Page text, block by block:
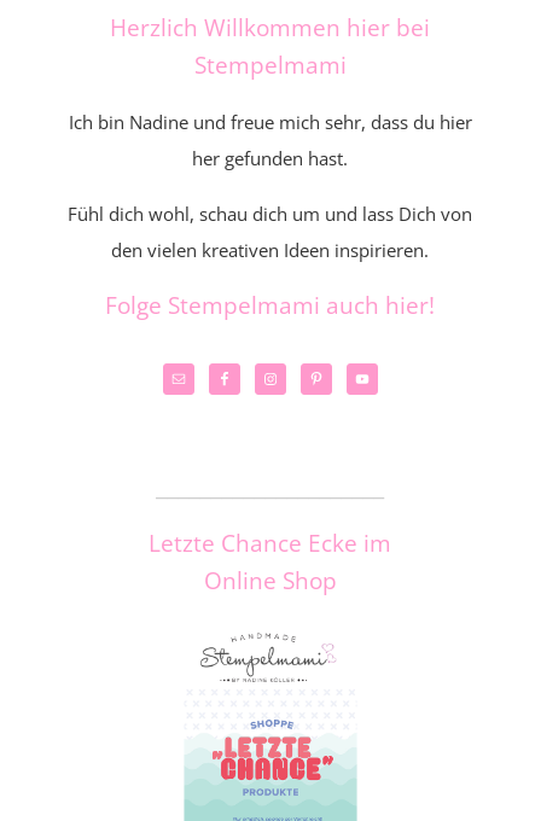
Herzlich Willkommen hier bei
Stempelmami
Ich bin Nadine und freue mich sehr, dass du hier
her gefunden hast.
Fühl dich wohl, schau dich um und lass Dich von
den vielen kreativen Ideen inspirieren.
Folge Stempelmami auch hier!
Letzte Chance Ecke im
Online Shop